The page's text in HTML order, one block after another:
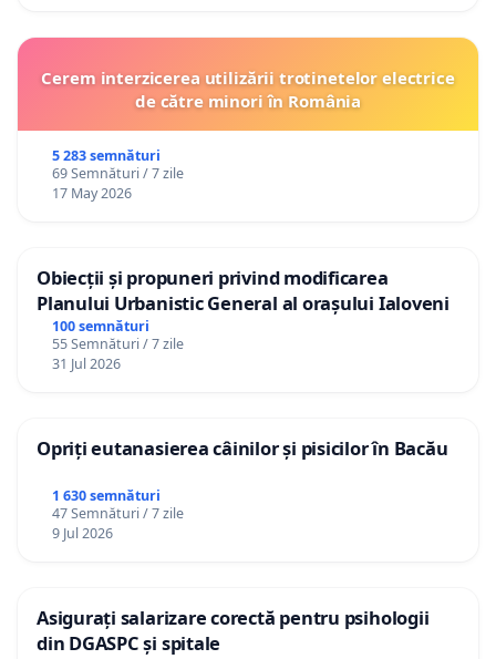
Cerem interzicerea utilizării trotinetelor electrice
de către minori în România
5 283 semnături
69 Semnături / 7 zile
17 May 2026
Obiecții și propuneri privind modificarea
Planului Urbanistic General al orașului Ialoveni
100 semnături
55 Semnături / 7 zile
31 Jul 2026
Opriți eutanasierea câinilor și pisicilor în Bacău
1 630 semnături
47 Semnături / 7 zile
9 Jul 2026
Asigurați salarizare corectă pentru psihologii
din DGASPC și spitale